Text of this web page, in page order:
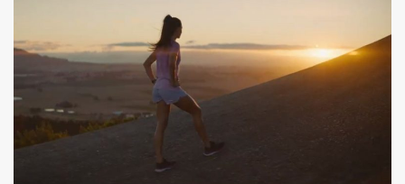
ADIDAS EYEWEAR
SESIÓN DE FOTOS